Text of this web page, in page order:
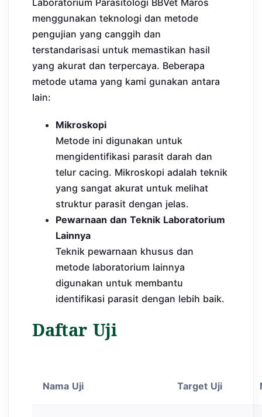
Laboratorium Parasitologi BBVet Maros
menggunakan teknologi dan metode
pengujian yang canggih dan
terstandarisasi untuk memastikan hasil
yang akurat dan terpercaya. Beberapa
metode utama yang kami gunakan antara
lain:
Mikroskopi
Metode ini digunakan untuk
mengidentifikasi parasit darah dan
telur cacing. Mikroskopi adalah teknik
yang sangat akurat untuk melihat
struktur parasit dengan jelas.
Pewarnaan dan Teknik Laboratorium
Lainnya
Teknik pewarnaan khusus dan
metode laboratorium lainnya
digunakan untuk membantu
identifikasi parasit dengan lebih baik.
Daftar Uji
Nama Uji Target Uji